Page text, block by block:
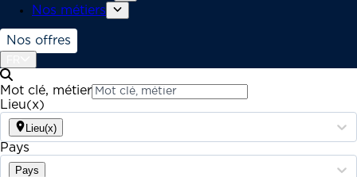
Nos métiers
Nos offres
Mot clé, métier
Lieu(x)
Lieu(x)
Pays
Pays